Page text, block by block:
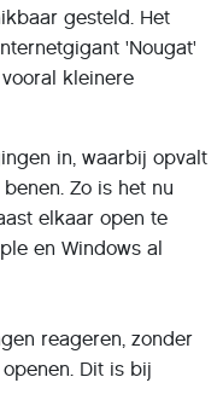
gesteld. Het
'Nougat'
kleinere
in, waarbij opvalt
Zo is het nu
elkaar open te
en Windows al
reageren, zonder
Dit is bij